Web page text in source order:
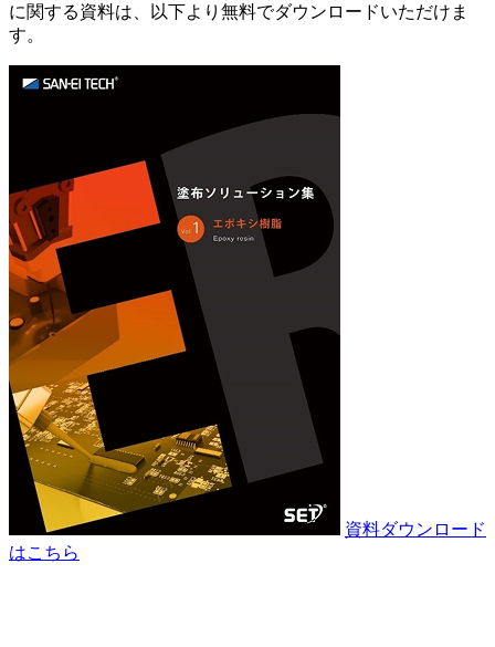
に関する資料は、以下より無料でダウンロードいただけま
す。
資料ダウンロード
はこちら